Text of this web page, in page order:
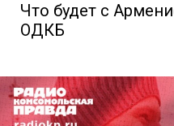
Что будет с
ОДКБ